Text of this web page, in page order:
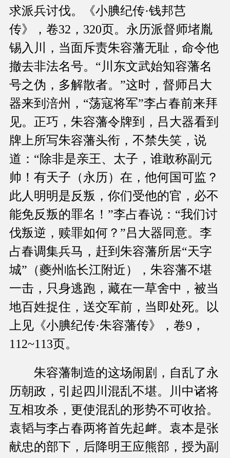
求派兵讨伐。《小腆纪传·钱邦芑
传》，卷32，320页。永历派督师堵胤
锡入川，当面斥责朱容藩无耻，命令他
撤去非法名号。“川东文武始知容藩名
号之伪，多解散者。”这时，督师吕大
器来到涪州，“荡寇将军”李占春前来拜
见。正巧，朱容藩令牌到，吕大器看到
牌上所写朱容藩头衔，不禁失笑，说
道：“除非是亲王、太子，谁敢称副元
帅！有天子（永历）在，他何国可监？
此人明明是反叛，你们受他的官，必不
能免反叛的罪名！”李占春说：“我们讨
伐叛逆，赎罪如何？”吕大器同意。李
占春调集兵马，赶到朱容藩所居“天字
城”（夔州临长江附近），朱容藩不堪
一击，只身逃跑，藏在一草舍中，被当
地百姓捉住，送交军前，当即处死。以
上见《小腆纪传·朱容藩传》，卷9，
112~113页。
朱容藩制造的这场闹剧，自乱了永
历朝政，引起四川混乱不堪。川中诸将
互相攻杀，更使混乱的形势不可收拾。
袁韬与李占春两将首先起衅。袁本是张
献忠的部下，后降明王应熊部，授为副